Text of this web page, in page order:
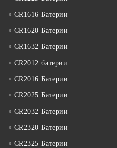
CR1616 Батерии
CR1620 Батерии
CR1632 Батерии
CR2012 батерии
CR2016 Батерии
CR2025 Батерии
CR2032 Батерии
CR2320 Батерии
CR2325 Батерии